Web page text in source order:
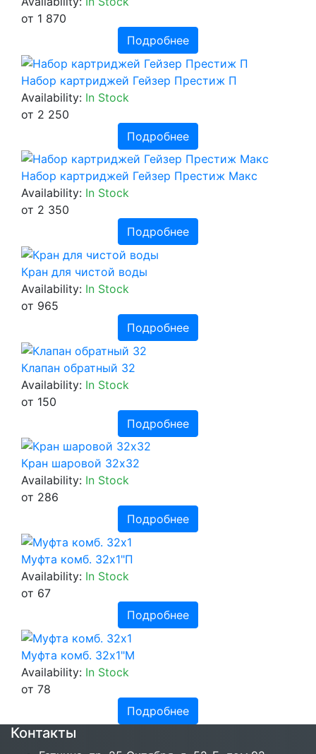
от 1 870
Подробнее
Набор картриджей Гейзер Престиж П
Availability: In Stock
от 2 250
Подробнее
Набор картриджей Гейзер Престиж Макс
Availability: In Stock
от 2 350
Подробнее
Кран для чистой воды
Availability: In Stock
от 965
Подробнее
Клапан обратный 32
Availability: In Stock
от 150
Подробнее
Кран шаровой 32х32
Availability: In Stock
от 286
Подробнее
Муфта комб. 32х1"П
Availability: In Stock
от 67
Подробнее
Муфта комб. 32х1"М
Availability: In Stock
от 78
Подробнее
Контакты